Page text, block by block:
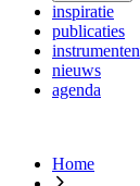
inspiratie
publicaties
instrumenten
nieuws
agenda
Home